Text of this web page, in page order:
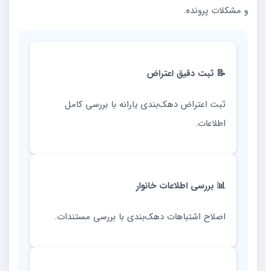
و مشکلات پرونده.
📝 ثبت دقیق اعتراض
ثبت اعتراض دهک‌بندی یارانه با بررسی کامل
اطلاعات.
📊 بررسی اطلاعات خانوار
اصلاح اشتباهات دهک‌بندی با بررسی مستندات.